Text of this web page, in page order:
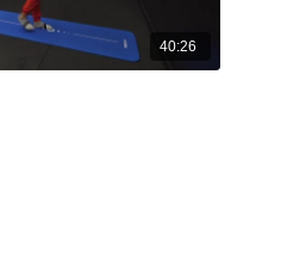
40:26